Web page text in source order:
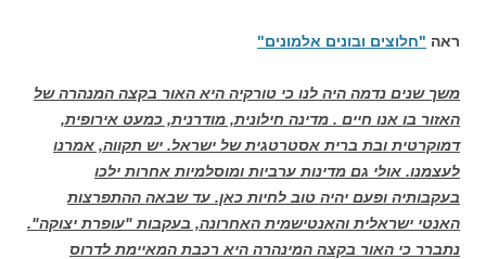
ראה "חלוצים ובונים אלמונים"
משך שנים נדמה היה לנו כי טורקיה היא האור בקצה המנהרה של
האזור בו אנו חיים . מדינה חילונית, מודרנית, כמעט אירופית,
דמוקרטית ובת ברית אסטרטגית של ישראל. יש תקווה, אמרנו
לעצמנו. אולי גם מדינות ערביות ומוסלמיות אחרות ילכו
בעקבותיה ופעם יהיה טוב לחיות כאן. עד שבאה ההתפרצות
האנטי ישראלית והאנטישמית האחרונה, בעקבות "עופרת יצוקה".
נתברר כי האור בקצה המינהרה היא רכבת המאיימת לדרוס